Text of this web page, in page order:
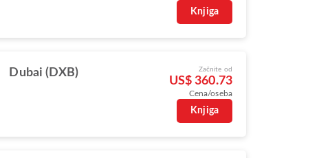
Knjiga
Dubai (DXB) Začnite od
US$ 360.73
Cena/oseba
Knjiga